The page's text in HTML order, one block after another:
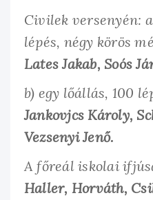
Civilek versenyén:
lépés, négy körös
Lates Jakab, Soós
b) egy lőállás, 100
Jankovjcs Károly,
Vezsenyi Jenő.
A főreál iskolai
Haller, Horváth,